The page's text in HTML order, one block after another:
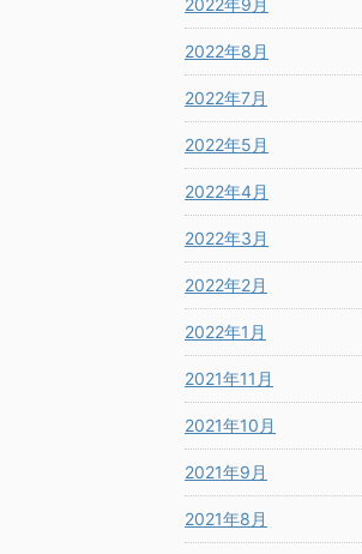
2022年9月
2022年8月
2022年7月
2022年5月
2022年4月
2022年3月
2022年2月
2022年1月
2021年11月
2021年10月
2021年9月
2021年8月